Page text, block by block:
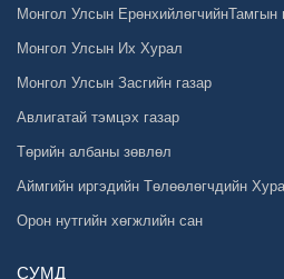
Монгол Улсын ЕрөнхийлөгчийнТамгын
Монгол Улсын Их Хурал
Монгол Улсын Засгийн газар
Авлигатай тэмцэх газар
Төрийн албаны зөвлөл
Аймгийн иргэдийн Төлөөлөгчдийн
Орон нутгийн хөгжлийн сан
СУМД